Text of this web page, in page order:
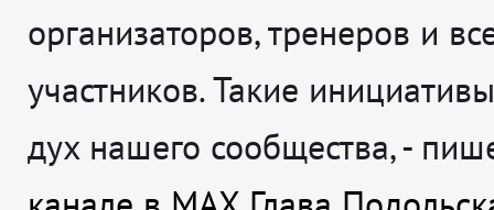
организаторов, тренеров и
участников. Такие
дух нашего сообщества, -